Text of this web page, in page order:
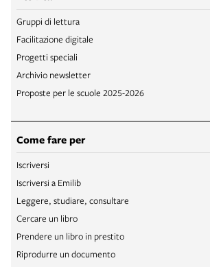
Gruppi di lettura
Facilitazione digitale
Progetti speciali
Archivio newsletter
Proposte per le scuole 2025-2026
Come fare per
Iscriversi
Iscriversi a Emilib
Leggere, studiare, consultare
Cercare un libro
Prendere un libro in prestito
Riprodurre un documento